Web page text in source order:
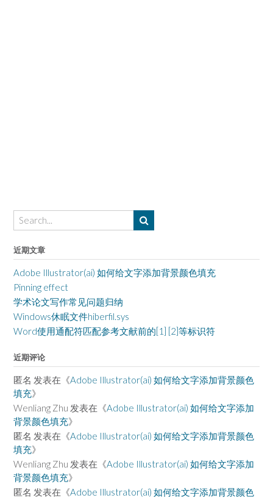
近期文章
Adobe Illustrator(ai) 如何给文字添加背景颜色填充
Pinning effect
学术论文写作常见问题归纳
Windows休眠文件hiberfil.sys
Word使用通配符匹配参考文献前的[1] [2]等标识符
近期评论
匿名 发表在《Adobe Illustrator(ai) 如何给文字添加背景颜色
填充》
Wenliang Zhu 发表在《Adobe Illustrator(ai) 如何给文字添加
背景颜色填充》
匿名 发表在《Adobe Illustrator(ai) 如何给文字添加背景颜色
填充》
Wenliang Zhu 发表在《Adobe Illustrator(ai) 如何给文字添加
背景颜色填充》
匿名 发表在《Adobe Illustrator(ai) 如何给文字添加背景颜色